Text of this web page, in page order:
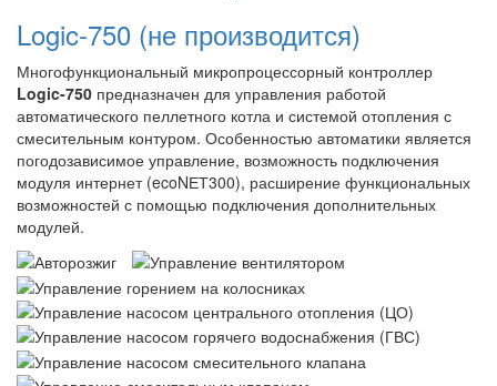
Logic-750 (не производится)
Многофункциональный микропроцессорный контроллер
Logic-750 предназначен для управления работой
автоматического пеллетного котла и системой отопления с
смесительным контуром. Особенностью автоматики является
погодозависимое управление, возможность подключения
модуля интернет (ecoNЕТ300), расширение функциональных
возможностей с помощью подключения дополнительных
модулей.